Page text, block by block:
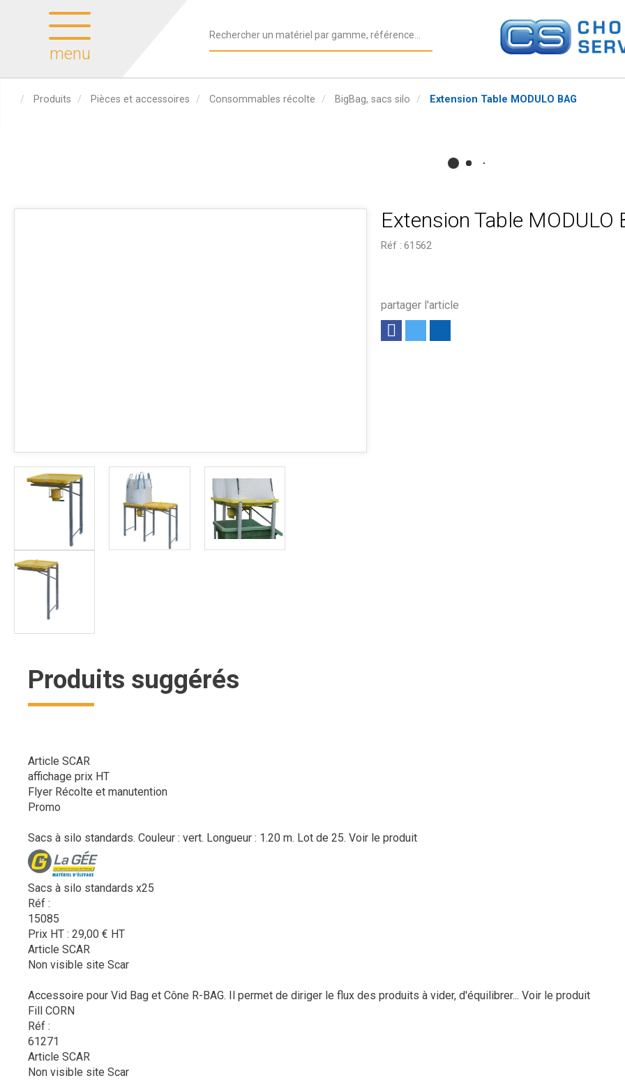
menu
Produits Pièces et accessoires Consommables récolte BigBag, sacs silo Extension Table MODULO BAG
Extension Table MODULO
Réf : 61562
partager l'article
Produits suggérés
Article SCAR
affichage prix HT
Flyer Récolte et manutention
Promo
Sacs à silo standards. Couleur : vert. Longueur : 1.20 m. Lot de 25. Voir le produit
Sacs à silo standards x25
Réf :
15085
Prix HT : 29,00 € HT
Article SCAR
Non visible site Scar
Accessoire pour Vid Bag et Cône R-BAG. Il permet de diriger le flux des produits à vider, d'équilibrer... Voir le produit
Fill CORN
Réf :
61271
Article SCAR
Non visible site Scar